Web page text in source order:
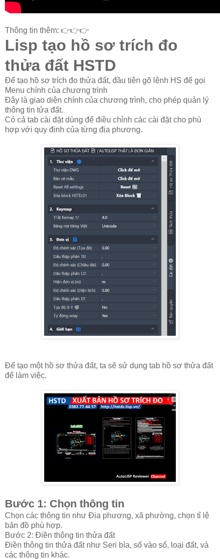
Thông tin thêm: 👉👉👉
Lisp tạo hồ sơ trích đo
thửa đất HSTD
Để tạo hồ sơ trích đo thửa đất, đầu tiên gõ lệnh HS để gọi
Menu chính của chương trình
Đây là giao diện chính của chương trình, cho phép quản lý
thông tin tửa đất.
Có cả tab cài đặt dùng để điều chỉnh các cài đặt cho phù
hợp với quy định của từng địa phương.
Để tạo một hồ sơ thửa đất, ta sẽ sử dụng tab hồ sơ thửa đất
để làm việc.
Bước 1: Chọn thông tin
Chọn các thông tin như Địa phương, xã phường, chọn tỉ lệ
bản đồ phù hợp.
Bước 2: Điền thông tin thửa đất
Điền thông tin thửa đất như Seri bìa, số vào sổ, loại đất, và
các thông tin khác.